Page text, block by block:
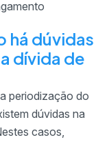
há dúvidas
dívida de
periodização do
dúvidas na
casos,